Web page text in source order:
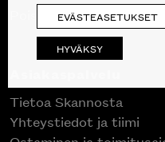
Poistuvat mallikappaleet
Tietoa Skannosta
Yhteystiedot ja tiimi
EVÄSTEASETUKSET
HYVÄKSY